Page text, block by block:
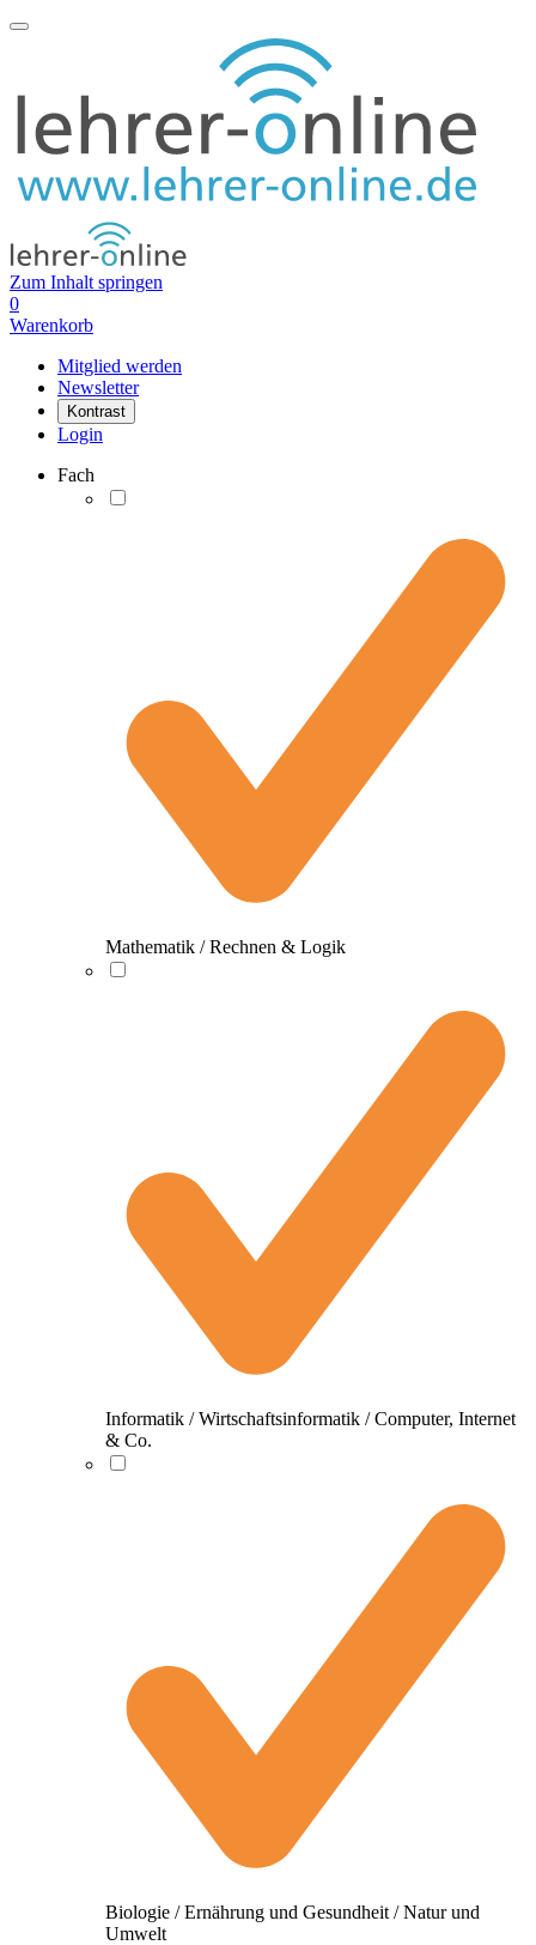
Zum Inhalt springen
0
Warenkorb
Mitglied werden
Newsletter
Kontrast
Login
Fach
Mathematik / Rechnen & Logik
Informatik / Wirtschaftsinformatik / Computer, Internet
& Co.
Biologie / Ernährung und Gesundheit / Natur und
Umwelt